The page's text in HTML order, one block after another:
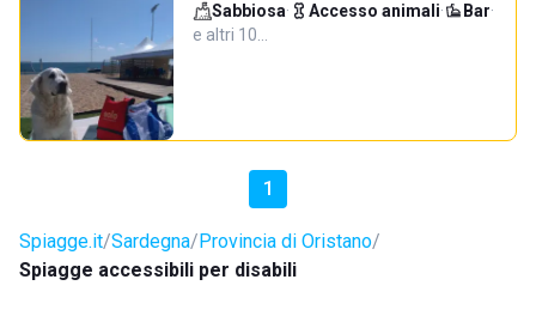
Sabbiosa· Accesso animali· Bar·
e altri 10…
1
Spiagge.it Sardegna Provincia di Oristano
Spiagge accessibili per disabili